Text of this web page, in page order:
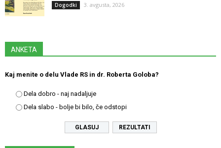
Dogodki 3. avgusta, 2026
ANKETA
Kaj menite o delu Vlade RS in dr. Roberta Goloba?
Dela dobro - naj nadaljuje
Dela slabo - bolje bi bilo, če odstopi
REZULTATI